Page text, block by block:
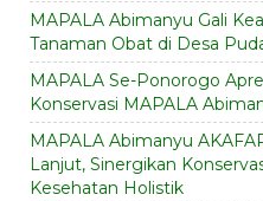
MAPALA Abimanyu Gali
Tanaman Obat di Desa
MAPALA Se-Ponorogo
Konservasi MAPALA
MAPALA Abimanyu
Lanjut, Sinergikan
Kesehatan Holistik